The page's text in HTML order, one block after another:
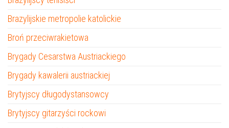
Brazylijskie metropolie katolickie
Broń przeciwrakietowa
Brygady Cesarstwa Austriackiego
Brygady kawalerii austriackiej
Brytyjscy długodystansowcy
Brytyjscy gitarzyści rockowi